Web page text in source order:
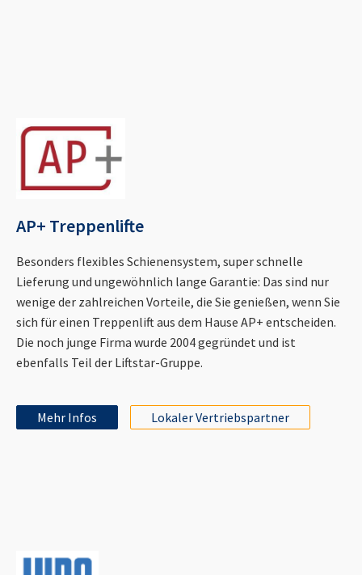
AP+ Treppenlifte
Besonders flexibles Schienensystem, super schnelle
Lieferung und ungewöhnlich lange Garantie: Das sind nur
wenige der zahlreichen Vorteile, die Sie genießen, wenn Sie
sich für einen Treppenlift aus dem Hause AP+ entscheiden.
Die noch junge Firma wurde 2004 gegründet und ist
ebenfalls Teil der Liftstar-Gruppe.
Mehr Infos Lokaler Vertriebspartner